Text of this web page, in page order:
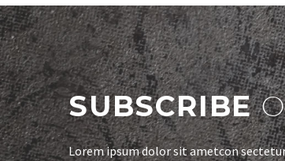
SUBSCRIBE
Lorem ipsum dolor sit ametcon